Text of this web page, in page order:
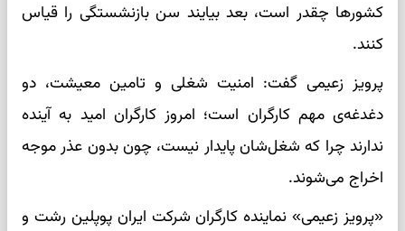
کشورها چقدر است، بعد بیایند سن بازنشستگی را قیاس
کنند.
پرویز زعیمی گفت: امنیت شغلی و تامین معیشت، دو
دغدغه‌ی مهم کارگران است؛ امروز کارگران امید به آینده
ندارند چرا که شغل‌شان پایدار نیست، چون بدون عذر موجه
اخراج می‌شوند.
«پرویز زعیمی» نماینده کارگران شرکت ایران پوپلین رشت و